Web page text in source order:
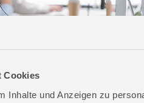
Cookies
Inhalte und Anzeigen zu